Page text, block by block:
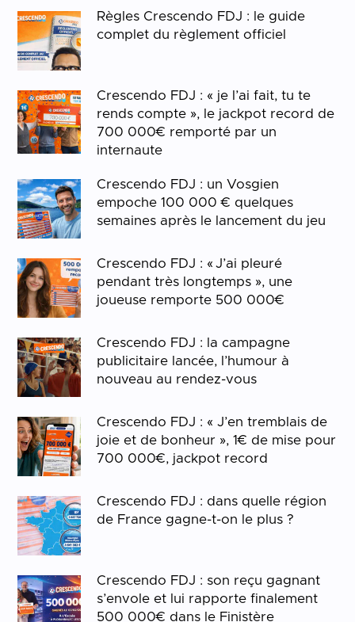
Règles Crescendo FDJ : le guide
complet du règlement officiel
Crescendo FDJ : « je l’ai fait, tu te
rends compte », le jackpot record de
700 000€ remporté par un
internaute
Crescendo FDJ : un Vosgien
empoche 100 000 € quelques
semaines après le lancement du jeu
Crescendo FDJ : « J’ai pleuré
pendant très longtemps », une
joueuse remporte 500 000€
Crescendo FDJ : la campagne
publicitaire lancée, l’humour à
nouveau au rendez-vous
Crescendo FDJ : « J’en tremblais de
joie et de bonheur », 1€ de mise pour
700 000€, jackpot record
Crescendo FDJ : dans quelle région
de France gagne-t-on le plus ?
Crescendo FDJ : son reçu gagnant
s’envole et lui rapporte finalement
500 000€ dans le Finistère